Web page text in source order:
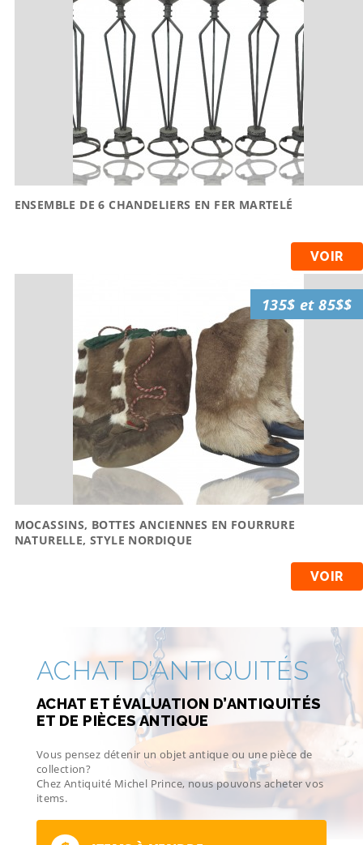
ENSEMBLE DE 6 CHANDELIERS EN FER MARTELÉ
VOIR
MOCASSINS, BOTTES ANCIENNES EN FOURRURE
NATURELLE, STYLE NORDIQUE
VOIR
135$ et 85$$
ACHAT D’ANTIQUITÉS
ACHAT ET ÉVALUATION D’ANTIQUITÉS
ET DE PIÈCES ANTIQUE
Vous pensez détenir un objet antique ou une pièce de
collection?
Chez Antiquité Michel Prince, nous pouvons acheter vos
items.